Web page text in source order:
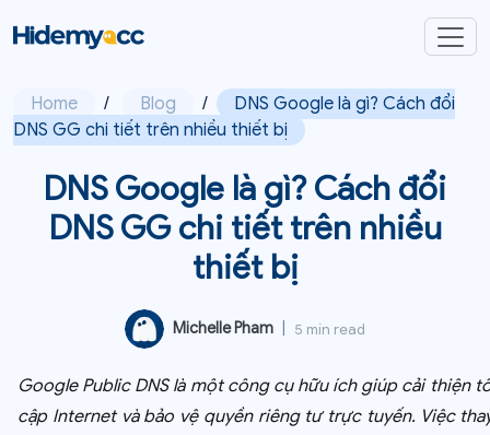
Home / Blog /
DNS Google là gì? Cách đổi
DNS GG chi tiết trên nhiều thiết bị
DNS Google là gì? Cách đổi
DNS GG chi tiết trên nhiều
thiết bị
Michelle Pham 5 min read
Google Public DNS là một công cụ hữu ích giúp cải thiện
cập Internet và bảo vệ quyền riêng tư trực tuyến. Việc